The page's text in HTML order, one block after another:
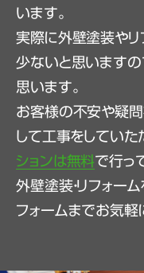
います。
実際に外壁塗装や
少ないと思いますの
思います。
お客様の不安や疑問
して工事をしていた
ションは無料で行っ
外壁塗装・リフォー
フォームまでお気軽